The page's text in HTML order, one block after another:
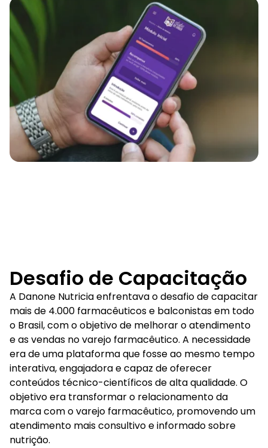
Desafio de Capacitação
A Danone Nutricia enfrentava o desafio de capacitar
mais de 4.000 farmacêuticos e balconistas em todo
o Brasil, com o objetivo de melhorar o atendimento
e as vendas no varejo farmacêutico. A necessidade
era de uma plataforma que fosse ao mesmo tempo
interativa, engajadora e capaz de oferecer
conteúdos técnico-científicos de alta qualidade. O
objetivo era transformar o relacionamento da
marca com o varejo farmacêutico, promovendo um
atendimento mais consultivo e informado sobre
nutrição.